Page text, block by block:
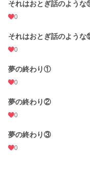
それはおとぎ話のよう
0
それはおとぎ話のよう
0
夢の終わり①
0
夢の終わり②
0
夢の終わり③
0